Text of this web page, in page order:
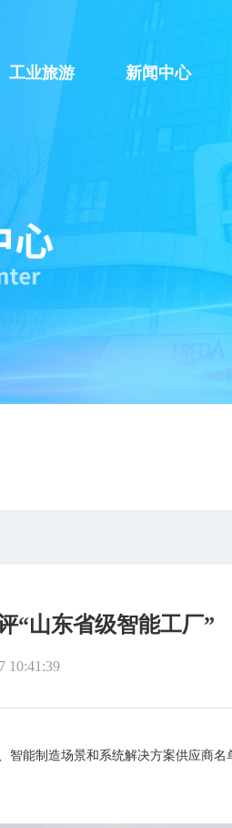
工业旅游 新闻中心
“山东省级智能工厂”
10:41:39
能制造场景和系统解决方案供应商